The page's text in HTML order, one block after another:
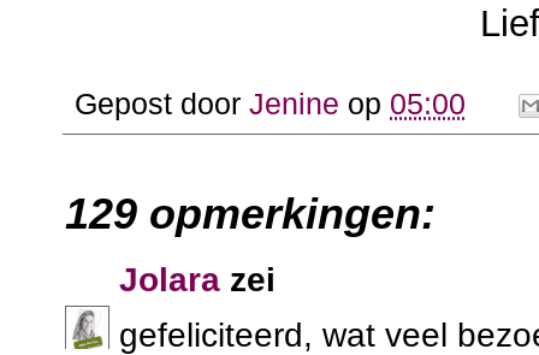
Gepost door Jenine op 05:00
129 opmerkingen:
Jolara zei
gefeliciteerd, wat veel